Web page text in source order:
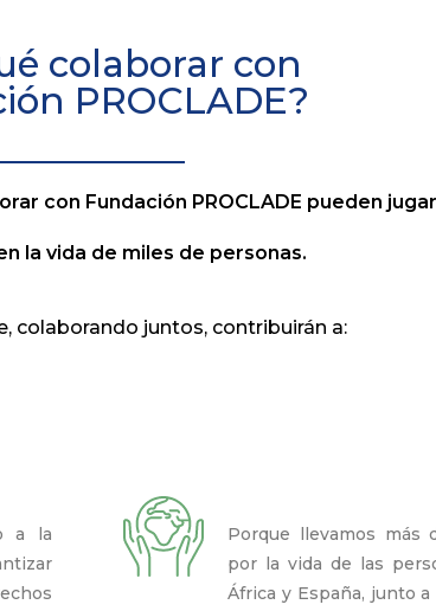
colaborar con
PROCLADE?
con Fundación PROCLADE pueden
la vida de miles de personas.
colaborando juntos, contribuirán a:
a la
Porque llevamos más
por la vida de las
África y España, junto